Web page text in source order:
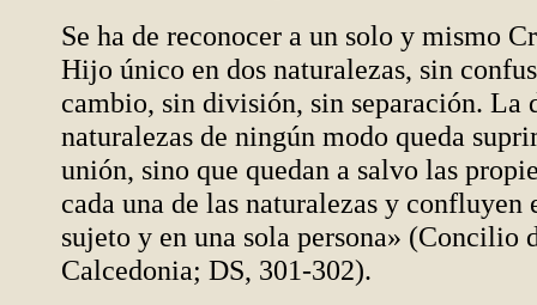
Se ha de reconocer a un solo y mismo
Hijo único en dos naturalezas, sin
cambio, sin división, sin separación. La
naturalezas de ningún modo queda
unión, sino que quedan a salvo las
cada una de las naturalezas y confluyen
sujeto y en una sola persona» (Concilio
Calcedonia; DS, 301-302).